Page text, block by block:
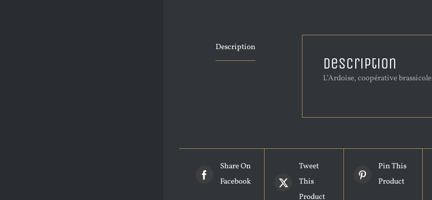
Description
Description
L’Ardoise, coopérative brassicole
Share On
Facebook
Tweet
This
Product
Pin This
Product